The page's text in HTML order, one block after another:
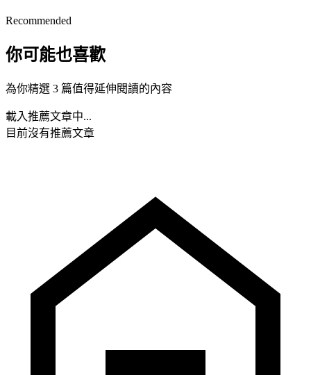
Recommended
你可能也喜歡
為你精選 3 篇值得延伸閱讀的內容
載入推薦文章中...
目前沒有推薦文章